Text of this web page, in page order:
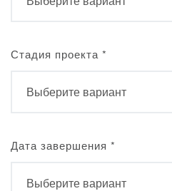
Стадия проекта *
Дата завершения *